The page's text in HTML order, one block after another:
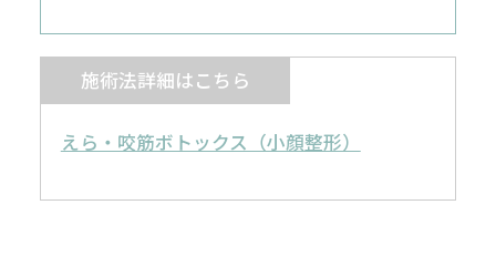
施術法詳細はこちら
えら・咬筋ボトックス（小顔整形）